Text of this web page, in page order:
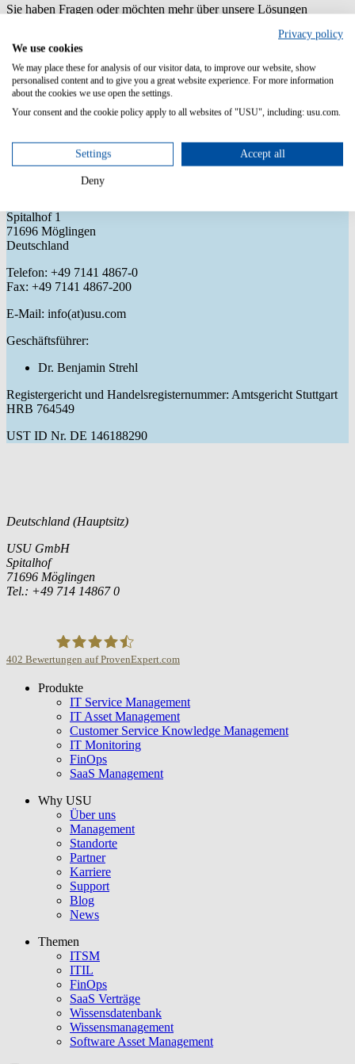
Sie haben Fragen oder möchten mehr über unsere Lösungen
Diensteanbieter
Spitalhof 1
71696 Möglingen
Deutschland
Telefon: +49 7141 4867-0
Fax: +49 7141 4867-200
E-Mail: info(at)usu.com
Geschäftsführer:
Dr. Benjamin Strehl
Registergericht und Handelsregisternummer: Amtsgericht Stuttgart
HRB 764549
UST ID Nr. DE 146188290
Deutschland (Hauptsitz)
USU GmbH
Spitalhof
71696 Möglingen
Tel.: +49 714 14867 0
USU GmbH
402 Bewertungen auf ProvenExpert.com
Produkte
IT Service Management
IT Asset Management
Customer Service Knowledge Management
IT Monitoring
FinOps
SaaS Management
Why USU
Über uns
Management
Standorte
Partner
Karriere
Support
Blog
News
Themen
ITSM
ITIL
FinOps
SaaS Verträge
Wissensdatenbank
Wissensmanagement
Software Asset Management
Privacy policy
We use cookies
We may place these for analysis of our visitor data, to improve our website, show
personalised content and to give you a great website experience. For more information
about the cookies we use open the settings.
Your consent and the cookie policy apply to all websites of "USU", including: usu.com.
Settings Accept all
Deny